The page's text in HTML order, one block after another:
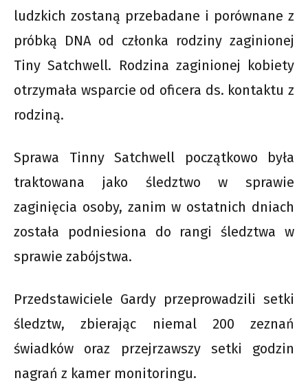
ludzkich zostaną przebadane i porównane z
próbką DNA od członka rodziny zaginionej
Tiny Satchwell. Rodzina zaginionej kobiety
otrzymała wsparcie od oficera ds. kontaktu z
rodziną.
Sprawa Tinny Satchwell początkowo była
traktowana jako śledztwo w sprawie
zaginięcia osoby, zanim w ostatnich dniach
została podniesiona do rangi śledztwa w
sprawie zabójstwa.
Przedstawiciele Gardy przeprowadzili setki
śledztw, zbierając niemal 200 zeznań
świadków oraz przejrzawszy setki godzin
nagrań z kamer monitoringu.